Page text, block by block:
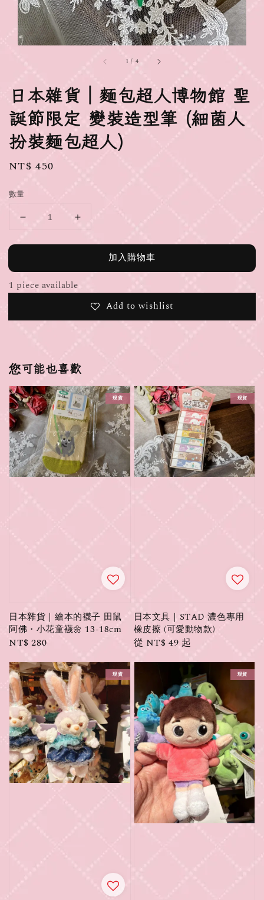
1 / 4
日本雜貨｜麵包超人博物館 聖
誕節限定 變裝造型筆 (細菌人
扮裝麵包超人)
Regular
NT$ 450
數量
加入購物車
1 piece available
Add to wishlist
您可能也喜歡
現貨
日本雜貨｜繪本的襪子 田鼠
阿佛・小花童襪🌼 13-18cm
Regular
NT$ 280
現貨
日本文具｜STAD 濃色專用
橡皮擦 (可愛動物款)
Regular
從 NT$ 49 起
現貨 現貨